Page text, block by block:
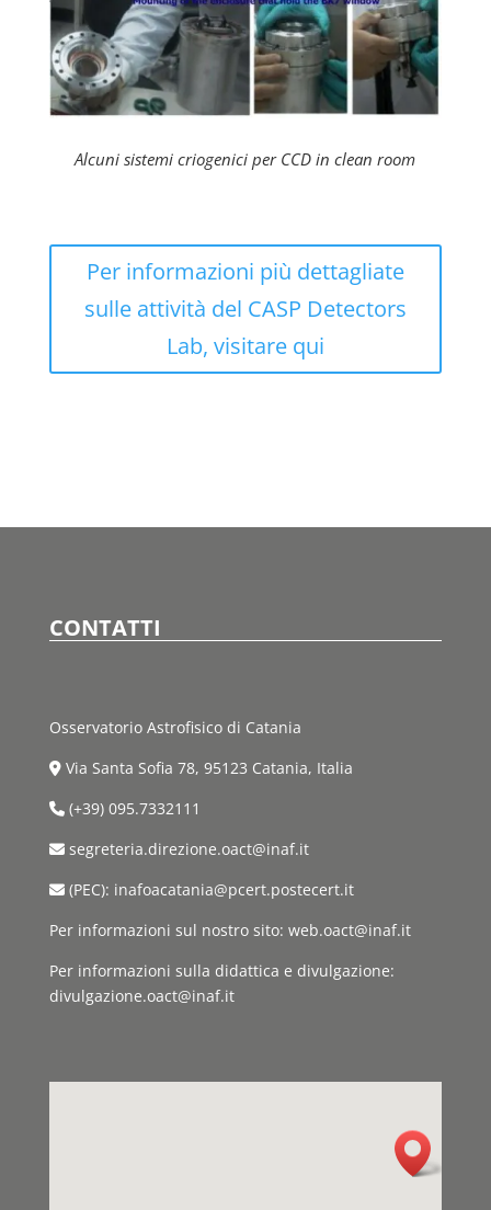
Alcuni sistemi criogenici per CCD in clean room
Per informazioni più dettagliate
sulle attività del CASP Detectors
Lab, visitare qui
CONTATTI
Osservatorio Astrofisico di Catania
Via Santa Sofia 78, 95123 Catania, Italia
(+39) 095.7332111
segreteria.direzione.oact@inaf.it
(PEC): inafoacatania@pcert.postecert.it
Per informazioni sul nostro sito: web.oact@inaf.it
Per informazioni sulla didattica e divulgazione:
divulgazione.oact@inaf.it